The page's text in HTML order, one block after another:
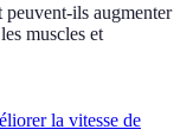
ils augmenter
muscles et
la vitesse de